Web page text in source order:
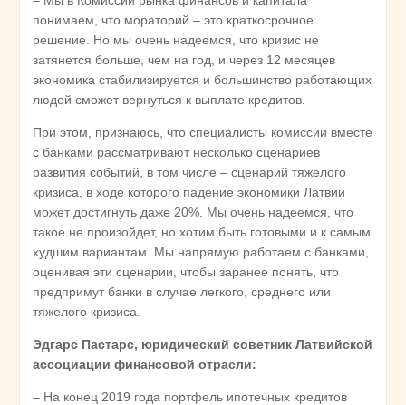
понимаем, что мораторий – это краткосрочное
решение. Но мы очень надеемся, что кризис не
затянется больше, чем на год, и через 12 месяцев
экономика стабилизируется и большинство работающих
людей сможет вернуться к выплате кредитов.
При этом, признаюсь, что специалисты комиссии вместе
с банками рассматривают несколько сценариев
развития событий, в том числе – сценарий тяжелого
кризиса, в ходе которого падение экономики Латвии
может достигнуть даже 20%. Мы очень надеемся, что
такое не произойдет, но хотим быть готовыми и к самым
худшим вариантам. Мы напрямую работаем с банками,
оценивая эти сценарии, чтобы заранее понять, что
предпримут банки в случае легкого, среднего или
тяжелого кризиса.
Эдгарс Пастарс, юридический советник Латвийской
ассоциации финансовой отрасли:
– На конец 2019 года портфель ипотечных кредитов